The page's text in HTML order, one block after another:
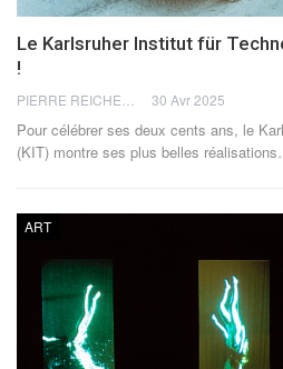
Le Karlsruher Institut für
!
30 Avr 2025
Pour célébrer ses deux cents ans, le
(KIT) montre ses plus belles réalisations
ART